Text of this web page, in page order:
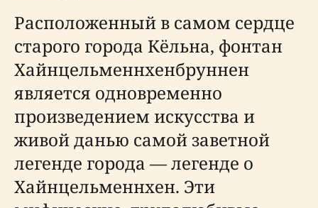
Расположенный в самом сердце
старого города Кёльна, фонтан
Хайнцельменнхенбруннен
является одновременно
произведением искусства и
живой данью самой заветной
легенде города — легенде о
Хайнцельменнхен. Эти